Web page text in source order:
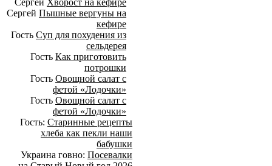
Сергей Хворост на кефире
Сергей Пышные вергуны на
кефире
Гость Суп для похудения из
сельдерея
Гость Как приготовить
потрошки
Гость Овощной салат с
фетой «Лодочки»
Гость Овощной салат с
фетой «Лодочки»
Гость: Старинные рецепты
хлеба как пекли наши
бабушки
Украина говно: Посевалки